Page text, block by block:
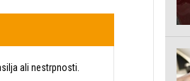
ali nestrpnosti.